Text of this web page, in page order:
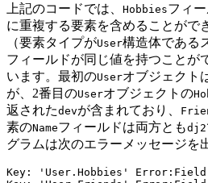
上記のコードでは、 Hobbiesフィ
に重複する要素を含めることがで
（要素タイプがUser構造体である
フィールドが同じ値を持つことが
います。最初のUserオブジェクト
が、2番目のUserオブジェクトの
返されたdevが含まれており、
素のNameフィールドは両方ともdj2
グラムは次のエラーメッセージを
Key: 'User.Hobbies'